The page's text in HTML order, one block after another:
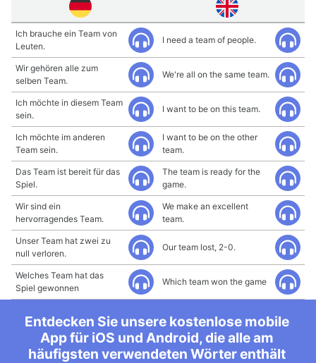
Ich brauche ein Team von
Leuten.
I need a team of people.
Wir gehören alle zum
selben Team.
We're all on the same team.
Ich möchte in diesem Team
sein.
I want to be on this team.
Ich möchte im anderen
Team sein.
I want to be on the other
team.
Das Team ist bereit für das
Spiel.
The team is ready for the
game.
Wir sind ein
hervorragendes Team.
We make an excellent
team.
Unser Team hat zwei zu
null verloren.
Our team lost, 2-0.
Welches Team hat das
Spiel gewonnen
Which team won the game
Entdecken Sie unsere kostenlose mobile
App für iOS und Android, die alle am
häufigsten verwendeten Wörter enthält